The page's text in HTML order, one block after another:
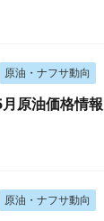
原油・ナフサ動向
原油価格情報
原油・ナフサ動向